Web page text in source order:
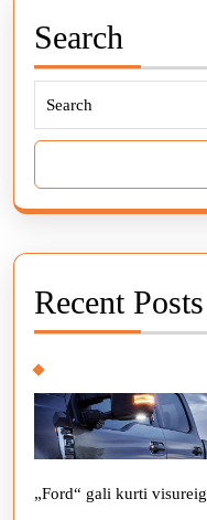
Search
Search
Recent Posts
„Ford“ gali kurti